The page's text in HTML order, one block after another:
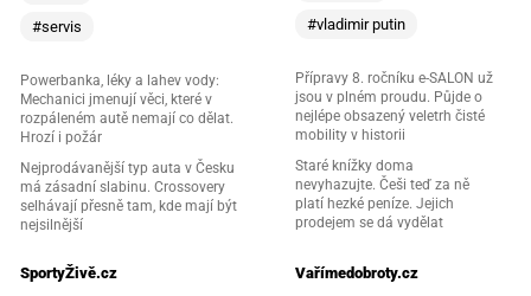
#servis
Powerbanka, léky a lahev vody:
Mechanici jmenují věci, které v
rozpáleném autě nemají co dělat.
Hrozí i požár
Nejprodávanější typ auta v Česku
má zásadní slabinu. Crossovery
selhávají přesně tam, kde mají být
nejsilnější
#vladimir putin
Přípravy 8. ročníku e-SALON už
jsou v plném proudu. Půjde o
nejlépe obsazený veletrh čisté
mobility v historii
Staré knížky doma
nevyhazujte. Češi teď za ně
platí hezké peníze. Jejich
prodejem se dá vydělat
SportyŽivě.cz
Vařímedobroty.cz